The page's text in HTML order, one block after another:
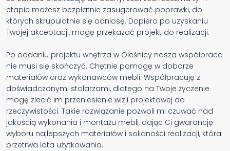
etapie możesz bezpłatnie zasugerować poprawki, do
których skrupulatnie się odniosę. Dopiero po uzyskaniu
Twojej akceptacji, mogę przekazać projekt do realizacji.
Po oddaniu projektu wnętrza w Oleśnicy nasza współpraca
nie musi się skończyć. Chętnie pomogę w doborze
materiałów oraz wykonawców mebli. Współpracuję z
doświadczonymi stolarzami, dlatego na Twoje życzenie
mogę zlecić im przeniesienie wizji projektowej do
rzeczywistości. Takie rozwiązanie pozwoli mi czuwać nad
jakością wykonania i montażu mebli, dając Ci gwarancję
wyboru najlepszych materiałów i solidności realizacji, która
przetrwa lata użytkowania.